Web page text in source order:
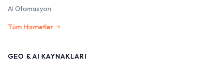
AI Otomasyon
Tüm Hizmetler
GEO & AI KAYNAKLARI